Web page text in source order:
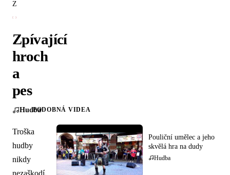
Zpívající
hroch
a
pes
Hudba
Troška
hudby
nikdy
nezaškodí.
PODOBNÁ VIDEA
Pouliční umělec a jeho
skvělá hra na dudy
Hudba